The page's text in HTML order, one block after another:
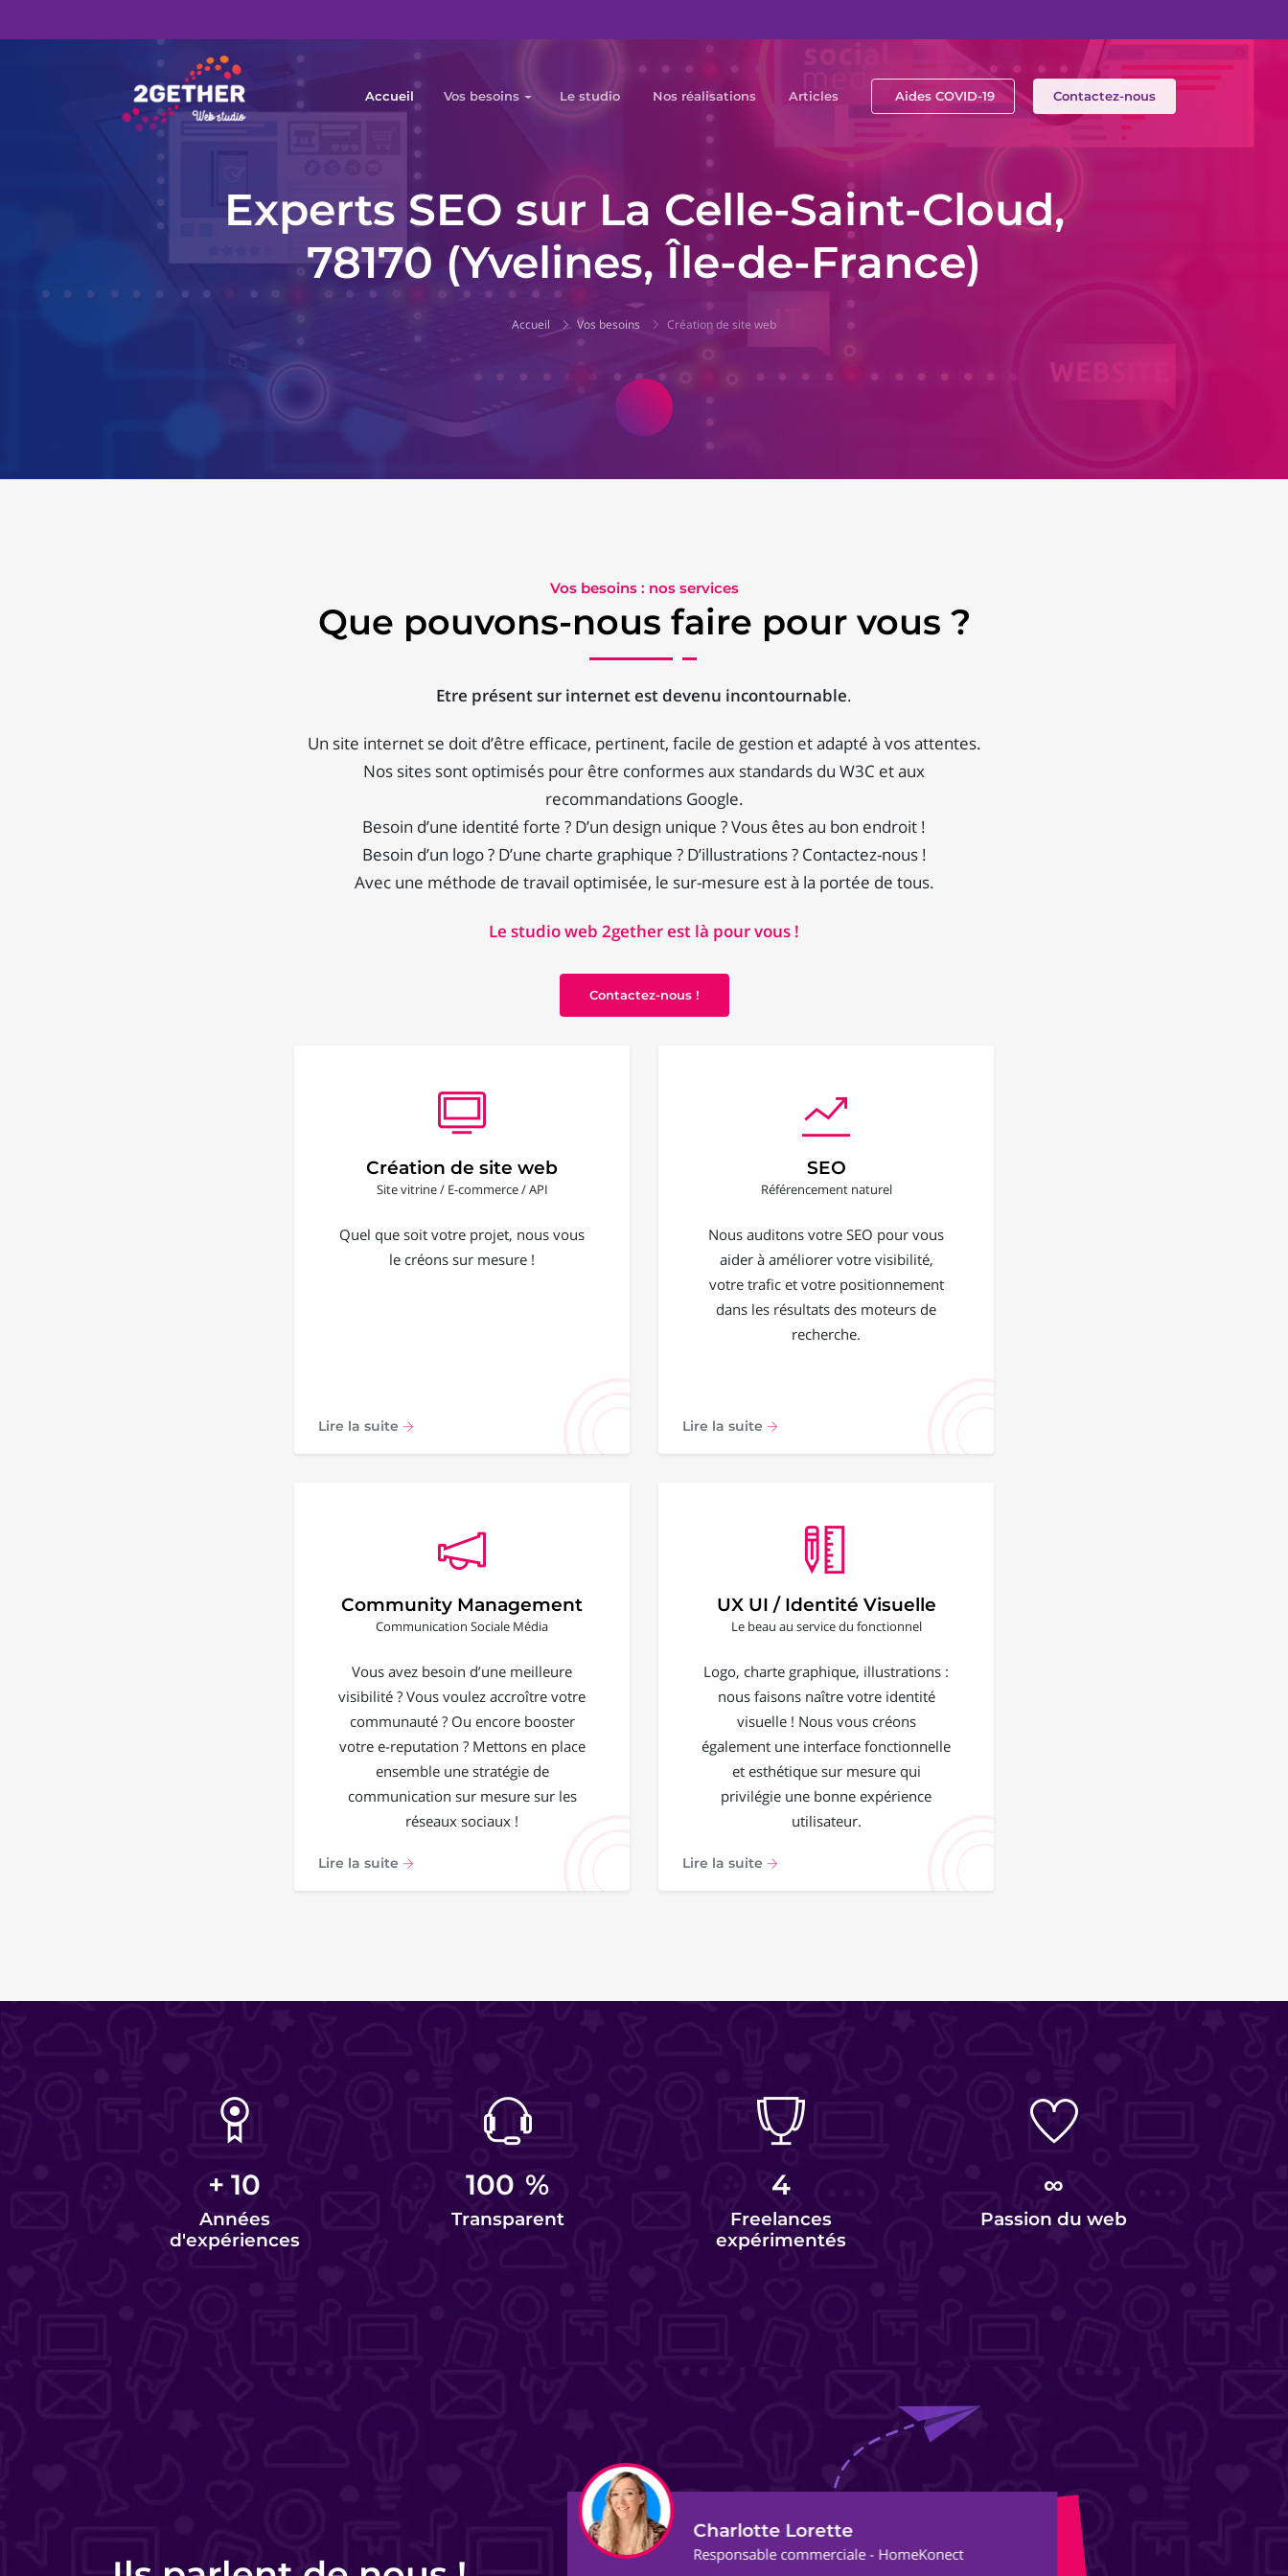
Accueil Vos besoins Le studio Nos réalisations Articles Aides COVID-19 Contactez-nous
Experts SEO sur La Celle-Saint-Cloud,
78170 (Yvelines, Île-de-France)
Accueil Vos besoins Création de site web
Vos besoins : nos services
Que pouvons-nous faire pour vous ?
Etre présent sur internet est devenu incontournable.
Un site internet se doit d’être efficace, pertinent, facile de gestion et adapté à vos attentes.
Nos sites sont optimisés pour être conformes aux standards du W3C et aux
recommandations Google.
Besoin d’une identité forte ? D’un design unique ? Vous êtes au bon endroit !
Besoin d’un logo ? D’une charte graphique ? D’illustrations ? Contactez-nous !
Avec une méthode de travail optimisée, le sur-mesure est à la portée de tous.
Le studio web 2gether est là pour vous !
Contactez-nous !
Création de site web
Site vitrine / E-commerce / API
Quel que soit votre projet, nous vous
le créons sur mesure !
Lire la suite
SEO
Référencement naturel
Nous auditons votre SEO pour vous
aider à améliorer votre visibilité,
votre trafic et votre positionnement
dans les résultats des moteurs de
recherche.
Lire la suite
Community Management
Communication Sociale Média
Vous avez besoin d’une meilleure
visibilité ? Vous voulez accroître votre
communauté ? Ou encore booster
votre e-reputation ? Mettons en place
ensemble une stratégie de
communication sur mesure sur les
réseaux sociaux !
Lire la suite
UX UI / Identité Visuelle
Le beau au service du fonctionnel
Logo, charte graphique, illustrations :
nous faisons naître votre identité
visuelle ! Nous vous créons
également une interface fonctionnelle
et esthétique sur mesure qui
privilégie une bonne expérience
utilisateur.
Lire la suite
+ 10
Années
d'expériences
100 %
Transparent
4
Freelances
expérimentés
∞
Passion du web
Audrey G.
Fondatrice et Massothérapeute - OKern